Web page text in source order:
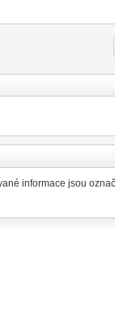
informace jsou